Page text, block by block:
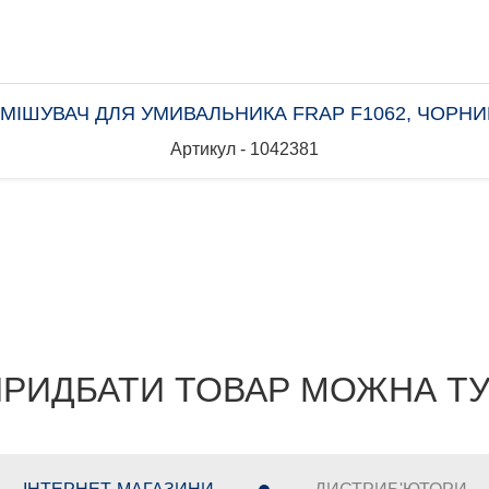
ДЛЯ УМИВАЛЬНИКА FRAP F1062,
Артикул - 1042381
ТОВАР МОЖНА